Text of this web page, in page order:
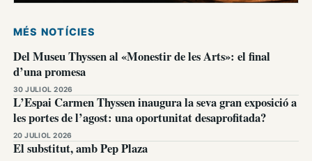
MÉS NOTÍCIES
Del Museu Thyssen al «Monestir de les Arts»: el final
d’una promesa
30 JULIOL 2026
L’Espai Carmen Thyssen inaugura la seva gran exposició a
les portes de l’agost: una oportunitat desaprofitada?
20 JULIOL 2026
El substitut, amb Pep Plaza